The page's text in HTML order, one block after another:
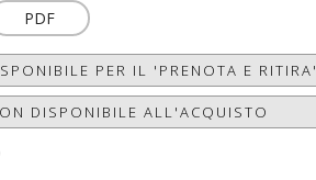
PDF
PER IL 'PRENOTA E RITIRA'
DISPONIBILE ALL'ACQUISTO